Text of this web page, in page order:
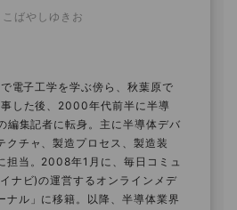
こばやしゆきお
電子工学を学ぶ傍ら、秋葉原で
した後、2000年代前半に半導
編集記者に転身。主に半導体デバ
クチャ、製造プロセス、製造装
担当。2008年1月に、毎日コミュ
ナビ)の運営するオンラインメデ
ナル」に移籍。以降、半導体業界